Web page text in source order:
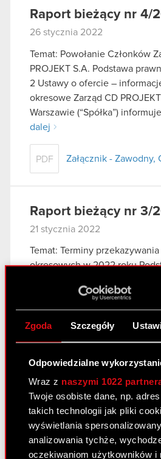
Zgoda Szczegóły
Odpowiedzialne
Wraz z naszymi 1022
Twoje osobiste dane, np.
takich technologii jak pliki
wyświetlania
analizowania tychże,
oczekiwaniom użytkowników i
Raport bieżący nr 4/
26 stycznia 2022
Temat: Powołanie Członków
PROJEKT S.A. Podstawa
2 Ustawy o ofercie –
okresowe Zarząd CD
Warszawie (“Spółka”)
dalej
PDF Załącznik - Zawodny,
Raport bieżący nr 3/
21 stycznia 2022
Temat: Terminy
okresowych w 2022 roku
bieżące i okresowe Zarząd CD
siedzibą w Warszawie, przy
Czytaj dalej
Raport bieżący nr 2/
11 stycznia 2022
Temat: Aktualizacja informacji
zbiorowego w USA Podstawa
– Informacje poufne W
bieżącego nr 45/2021 z 16